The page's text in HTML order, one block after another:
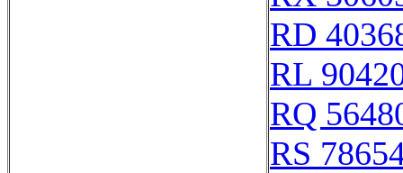
RD
RL
RQ
RS